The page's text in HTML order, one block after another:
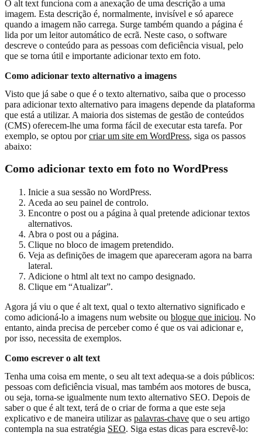
O alt text funciona com a anexação de uma descrição a uma
imagem. Esta descrição é, normalmente, invisível e só aparece
quando a imagem não carrega. Surge também quando a página é
lida por um leitor automático de ecrã. Neste caso, o software
descreve o conteúdo para as pessoas com deficiência visual, pelo
que se torna útil e importante adicionar texto em foto.
Como adicionar texto alternativo a imagens
Visto que já sabe o que é o texto alternativo, saiba que o processo
para adicionar texto alternativo para imagens depende da plataforma
que está a utilizar. A maioria dos sistemas de gestão de conteúdos
(CMS) oferecem-lhe uma forma fácil de executar esta tarefa. Por
exemplo, se optou porcriar um site em WordPress, siga os passos
abaixo:
Como adicionar texto em foto no WordPress
Inicie a sua sessão no WordPress.
Aceda ao seu painel de controlo.
Encontre o post ou a página à qual pretende adicionar textos
alternativos.
Abra o post ou a página.
Clique no bloco de imagem pretendido.
Veja as definições de imagem que apareceram agora na barra
lateral.
Adicione o html alt text no campo designado.
Clique em “Atualizar”.
Agora já viu o que é alt text, qual o texto alternativo significado e
como adicioná-lo a imagens num website ou blogue que iniciou. No
entanto, ainda precisa de perceber como é que os vai adicionar e,
por isso, necessita de exemplos.
Como escrever o alt text
Tenha uma coisa em mente, o seu alt text adequa-se a dois públicos:
pessoas com deficiência visual, mas também aos motores de busca,
ou seja, torna-se igualmente num texto alternativo SEO. Depois de
saber o que é alt text, terá de o criar de forma a que este seja
explicativo e de maneira utilizar as palavras-chave que o seu artigo
contempla na sua estratégia SEO. Siga estas dicas para escrevê-lo: